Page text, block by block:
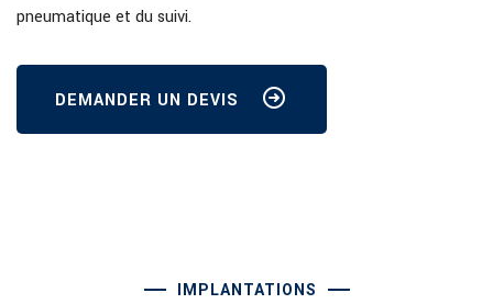
pneumatique et du suivi.
DEMANDER UN DEVIS
IMPLANTATIONS